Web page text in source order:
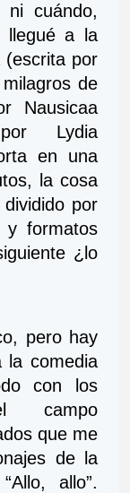
cuándo,
llegué a la
(escrita por
de
Nausicaa
Lydia
en una
la cosa
por
y formatos
¿lo
pero hay
la comedia
con los
campo
que me
de la
allo”.